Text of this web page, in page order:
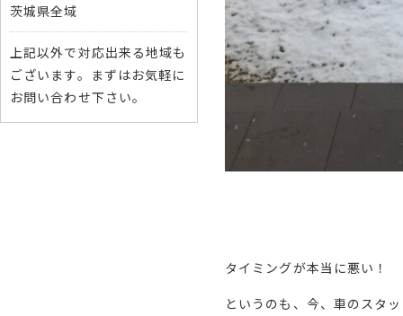
タイミングが本当に悪い！
というのも、今、車のスタ
茨城県全域
上記以外で対応出来る地域も
ございます。まずはお気軽に
お問い合わせ下さい。